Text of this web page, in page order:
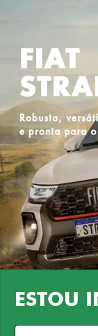
ESTOU